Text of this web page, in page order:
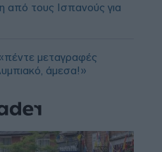
τους Ισπανούς για
μεταγραφές
άμεσα!»